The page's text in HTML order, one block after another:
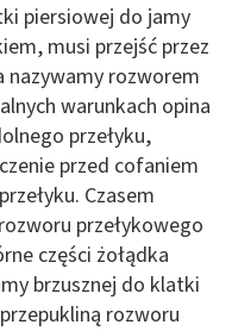
piersiowej do jamy
musi przejść przez
nazywamy rozworem
warunkach opina
przełyku,
przed cofaniem
Czasem
przełykowego
części żołądka
brzusznej do klatki
rozworu